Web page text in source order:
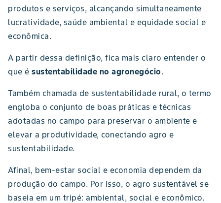
produtos e serviços, alcançando simultaneamente
lucratividade, saúde ambiental e equidade social e
econômica.
A partir dessa definição, fica mais claro entender o
que é sustentabilidade no agronegócio.
Também chamada de sustentabilidade rural, o termo
engloba o conjunto de boas práticas e técnicas
adotadas no campo para preservar o ambiente e
elevar a produtividade, conectando agro e
sustentabilidade.
Afinal, bem-estar social e economia dependem da
produção do campo. Por isso, o agro sustentável se
baseia em um tripé: ambiental, social e econômico.